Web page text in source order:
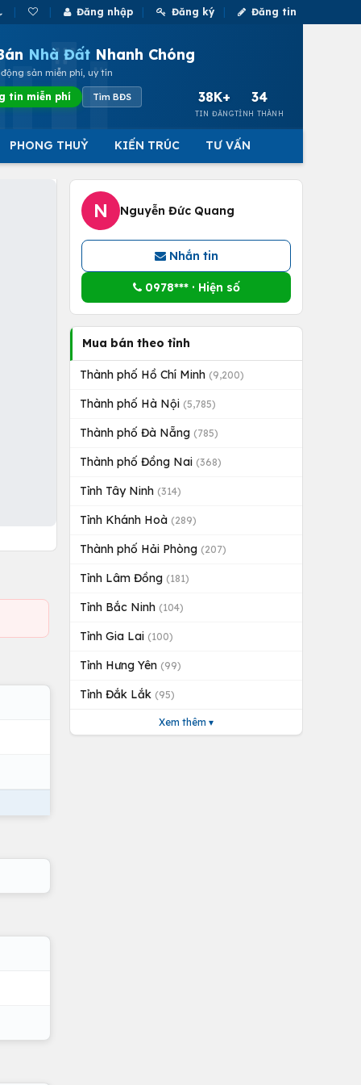
Đăng nhập Đăng ký Đăng tin
Nhà Đất Nhanh Chóng
sản miễn phí, uy tín
tin miễn phí Tìm BĐS 38K+
TIN ĐĂNG
34
TỈNH THÀNH
PHONG THUỶ KIẾN TRÚC TƯ VẤN
N Nguyễn Đức Quang
Nhắn tin
0978*** · Hiện số
Mua bán theo tỉnh
Thành phố Hồ Chí Minh (9,200)
Thành phố Hà Nội (5,785)
Thành phố Đà Nẵng (785)
Thành phố Đồng Nai (368)
Tỉnh Tây Ninh (314)
Tỉnh Khánh Hoà (289)
Thành phố Hải Phòng (207)
Tỉnh Lâm Đồng (181)
Tỉnh Bắc Ninh (104)
Tỉnh Gia Lai (100)
Tỉnh Hưng Yên (99)
Tỉnh Đắk Lắk (95)
Xem thêm ▾